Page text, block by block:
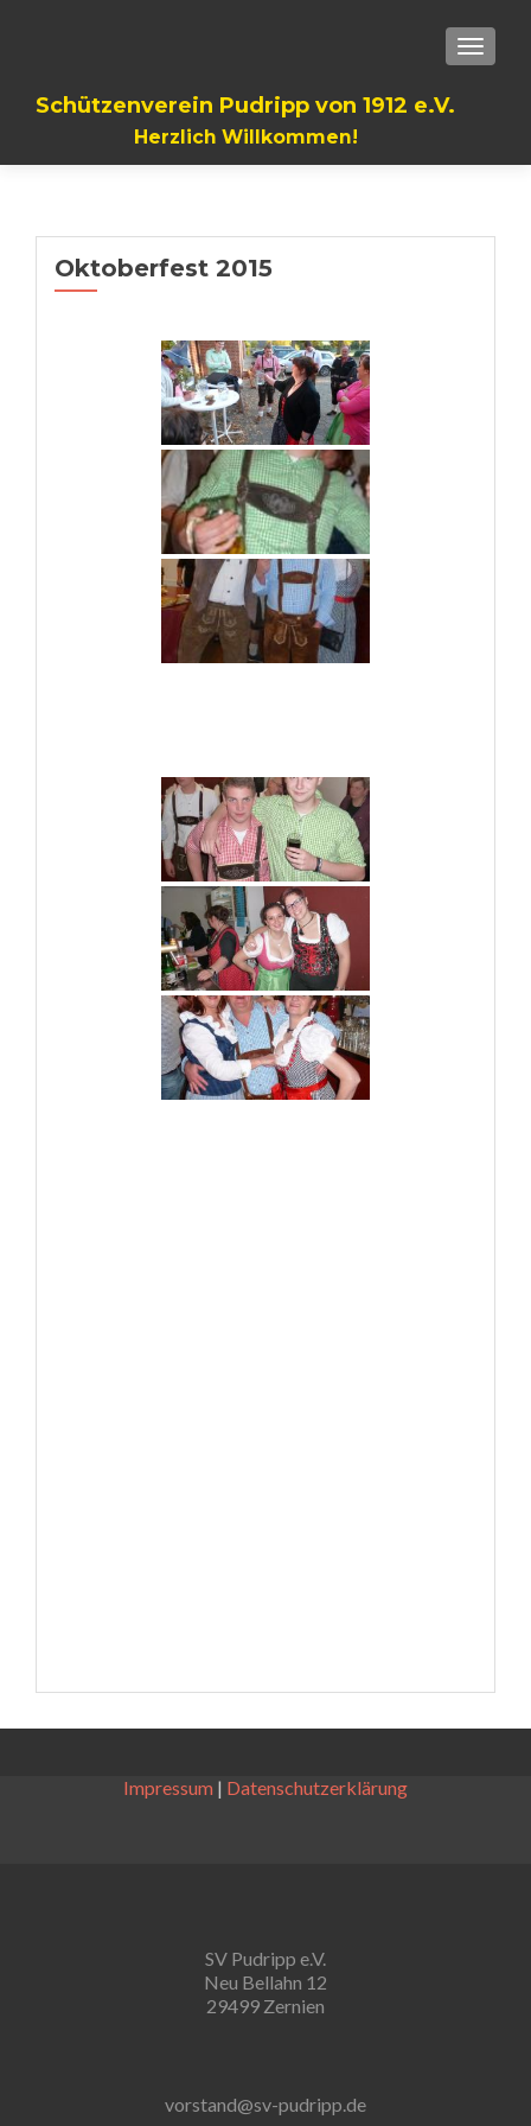
Schützenverein Pudripp von 1912 e.V.
Herzlich Willkommen!
Oktoberfest 2015
Impressum | Datenschutzerklärung
SV Pudripp e.V.
Neu Bellahn 12
29499 Zernien
vorstand@sv-pudripp.de